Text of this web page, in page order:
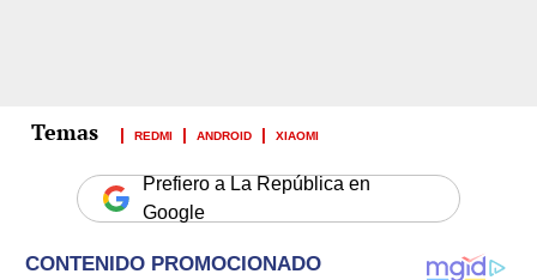
REDMI ANDROID XIAOMI
Prefiero a La República en
Google